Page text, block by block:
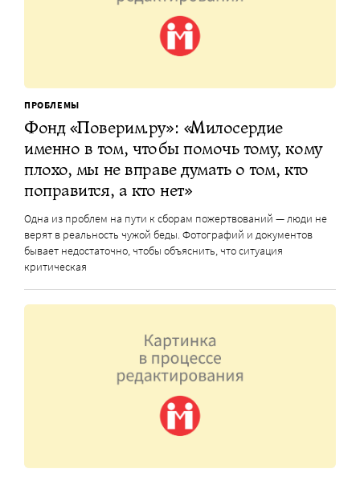
ПРОБЛЕМЫ
Фонд «Поверим.ру»: «Милосердие
именно в том, чтобы помочь тому, кому
плохо, мы не вправе думать о том, кто
поправится, а кто нет»
Одна из проблем на пути к сборам пожертвований — люди не
верят в реальность чужой беды. Фотографий и документов
бывает недостаточно, чтобы объяснить, что ситуация
критическая